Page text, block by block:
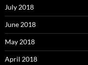
July 2018
June 2018
May 2018
April 2018